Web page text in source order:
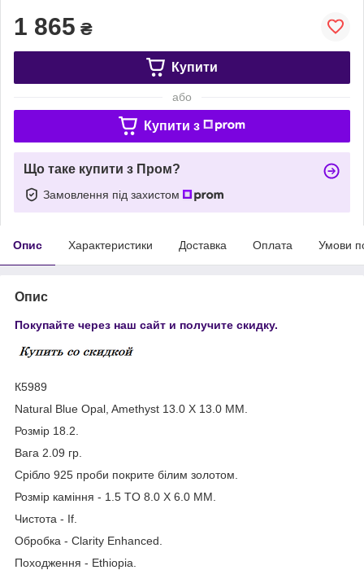
1 865 ₴
Купити
або
Купити з
Що таке купити з Пром?
Замовлення під захистом
Опис Характеристики Доставка Оплата Умови
Опис
Покупайте через наш сайт и получите скидку.
К5989
Natural Blue Opal, Amethyst 13.0 X 13.0 MM.
Розмір 18.2.
Вага 2.09 гр.
Срібло 925 проби покрите білим золотом.
Розмір каміння - 1.5 TO 8.0 X 6.0 MM.
Чистота - If.
Обробка - Clarity Enhanced.
Походження - Ethiopia.